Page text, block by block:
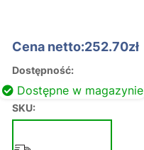
Cena netto:252.70zł
Dostępność:
Dostępne w magazynie
SKU: